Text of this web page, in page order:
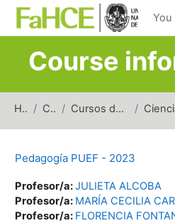
Skip to main content
You
Course
Home Courses Cursos de carreras de grado
Pedagogía PUEF - 2023
Profesor/a:JULIETA ALCOBA
Profesor/a: MARÍA CECILIA
Profesor/a: FLORENCIA